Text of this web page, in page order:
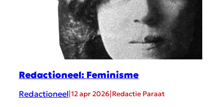
Redactioneel: Feminisme
Redactioneel 12 apr 2026 Redactie Paraat